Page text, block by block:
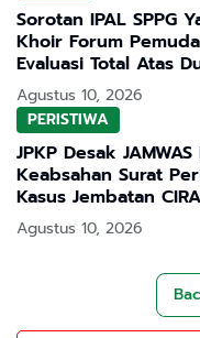
Sorotan IPAL SPPG
Khoir Forum
Evaluasi Total Atas
Lingkungan
Agustus 10, 2026
PERISTIWA
JPKP Desak
Keabsahan Surat
Kasus Jembatan
Agustus 10, 2026